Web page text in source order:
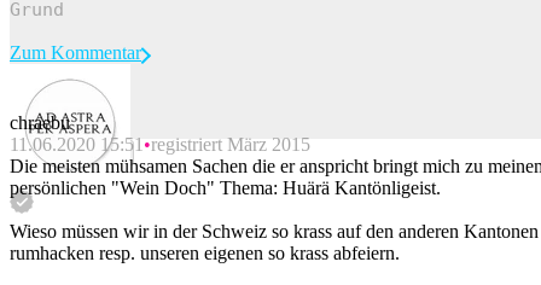
Beitrag melden
Zum Kommentar
chraebu
11.06.2020 15:51 registriert März 2015
Die meisten mühsamen Sachen die er anspricht bringt mich zu
persönlichen "Wein Doch" Thema: Huärä Kantönligeist.
Wieso müssen wir in der Schweiz so krass auf den anderen Kantonen
rumhacken resp. unseren eigenen so krass abfeiern.